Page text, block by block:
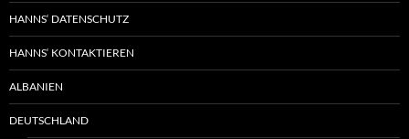
HANNS‘ DATENSCHUTZ
HANNS‘ KONTAKTIEREN
ALBANIEN
DEUTSCHLAND